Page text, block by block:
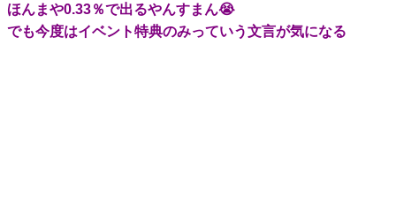
ほんまや0.33％で出るやんすまん😭
でも今度はイベント特典のみっていう文言が気になる